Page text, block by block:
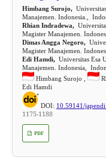
Himbang Surojo,Universitas
Manajemen. Indonesia.,
Rhian Indradewa,
Magister Manajemen.
Dimas Angga Negoro,
Magister Manajemen.
Edi Hamdi,Universitas Esa
Manajemen. Indonesia,
Himbang Surojo ,
Edi Hamdi
DOI: 10.59141/
1175-1188
PDF